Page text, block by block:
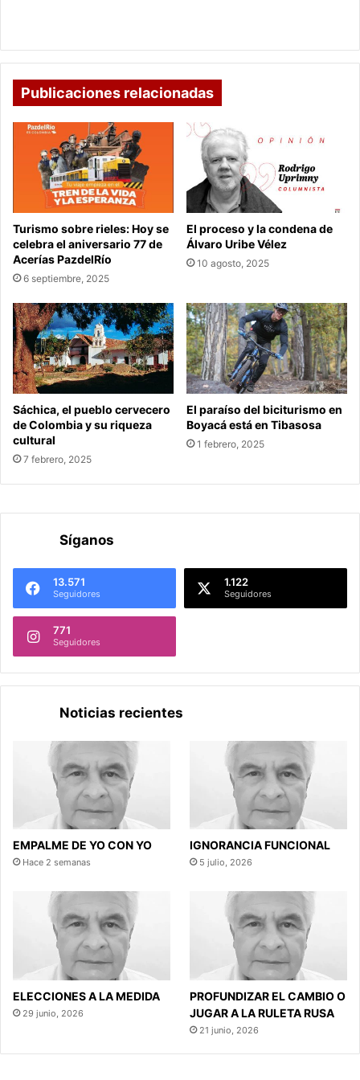
convocatoria
fortalecer
habilidades
y
pensamiento
computacional
adolescentes
y
jóvenes
Publicaciones relacionadas
Turismo sobre rieles: Hoy se
celebra el aniversario 77 de
Acerías PazdelRío
6 septiembre, 2025
El proceso y la condena de
Álvaro Uribe Vélez
10 agosto, 2025
Sáchica, el pueblo cervecero
de Colombia y su riqueza
cultural
7 febrero, 2025
El paraíso del biciturismo en
Boyacá está en Tibasosa
1 febrero, 2025
Síganos
13.571
Seguidores
1.122
Seguidores
771
Seguidores
Noticias recientes
EMPALME DE YO CON YO
Hace 2 semanas
IGNORANCIA FUNCIONAL
5 julio, 2026
ELECCIONES A LA MEDIDA
29 junio, 2026
PROFUNDIZAR EL CAMBIO O
JUGAR A LA RULETA RUSA
21 junio, 2026